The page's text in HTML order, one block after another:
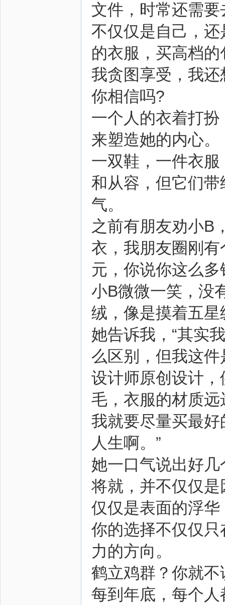
文件，时常还需
不仅仅是自己，
的衣服，买高档
我贪图享受，我
你相信吗?
一个人的衣着打
来塑造她的内心。
一双鞋，一件衣
和从容，但它们
气。
之前有朋友劝小B
衣，我朋友圈刚
元，你说你这么
小B微微一笑，没
绒，像是摸着五
她告诉我，“其实
么区别，但我这
设计师原创设计
毛，衣服的材质
我就要尽量买最
人生啊。”
她一口气说出好
将就，并不仅仅
仅仅是表面的浮华
你的选择不仅仅
力的方向。
鹤立鸡群？你就
每到年底，每个